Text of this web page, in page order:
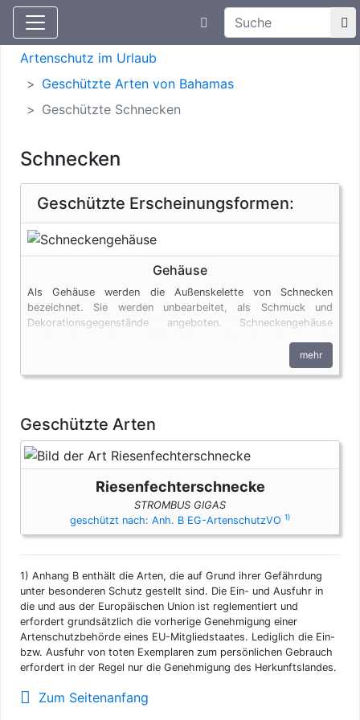
Aktuelle Meldungen
Suchtexteingabe
Artenschutz
Artenschutz im Urlaub
Geschützte Arten von Bahamas
Geschützte Schnecken
Schnecken
Geschützte Erscheinungsformen:
Gehäuse
Als Gehäuse werden die Außenskelette von Schnecken
bezeichnet. Sie werden unbearbeitet, als Schmuck und
Dekorationsgegenstände angeboten. Schneckengehäuse
oder beim Tauchen aus dem Meer geholt. Selbst in diesen
Fällen unterliegen die Gehäuse den artenschutzrechtlichen
transportiert werden.
mehr
Geschützte Arten
Riesenfechterschnecke
STROMBUS GIGAS
geschützt nach: Anh. B EG-ArtenschutzVO 1)
1) Anhang B enthält die Arten, die auf Grund ihrer Gefährdung
unter besonderen Schutz gestellt sind. Die Ein- und Ausfuhr in
die und aus der Europäischen Union ist reglementiert und
erfordert grundsätzlich die vorherige Genehmigung einer
Artenschutzbehörde eines EU-Mitgliedstaates. Lediglich die Ein-
bzw. Ausfuhr von toten Exemplaren zum persönlichen Gebrauch
erfordert in der Regel nur die Genehmigung des Herkunftslandes.
Zum Seitenanfang